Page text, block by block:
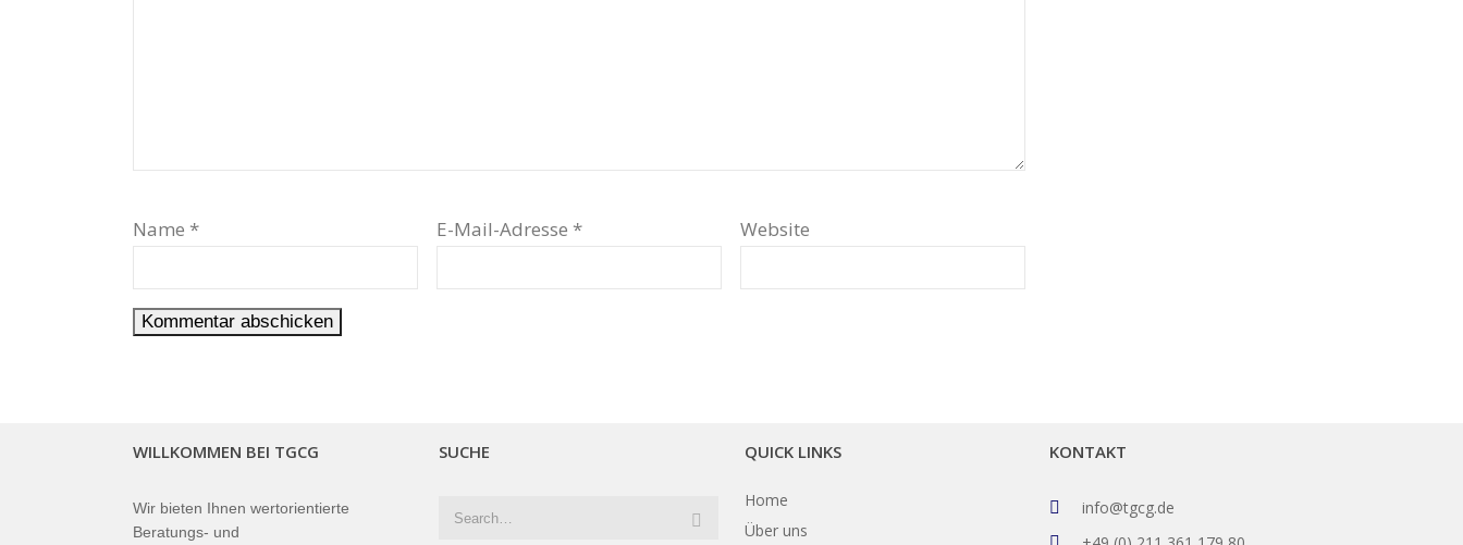
Name * E-Mail-Adresse * Website
WILLKOMMEN BEI TGCG
Wir bieten Ihnen wertorientierte
Beratungs- und
SUCHE QUICK LINKS
Home
Über uns
KONTAKT
info@tgcg.de